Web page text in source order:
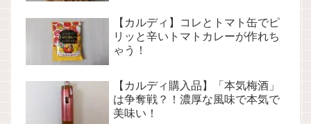
【カルディ】コレとトマト缶でピ
リッと辛いトマトカレーが作れち
ゃう！
【カルディ購入品】「本気梅酒」
は争奪戦？！濃厚な風味で本気で
美味い！